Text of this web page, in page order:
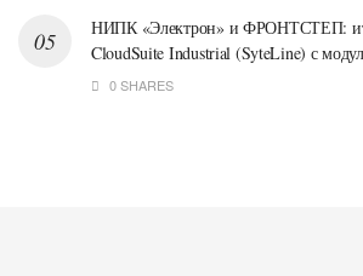
НИПК «Электрон» и ФРОНТСТЕП:
CloudSuite Industrial (SyteLine) с
0 SHARES